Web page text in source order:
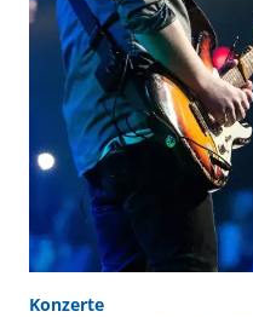
Konzerte